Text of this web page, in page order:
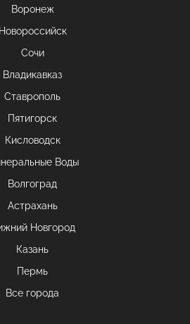
Воронеж
Новороссийск
Сочи
Владикавказ
Ставрополь
Пятигорск
Кисловодск
Воды
Волгоград
Астрахань
Новгород
Казань
Пермь
Все города